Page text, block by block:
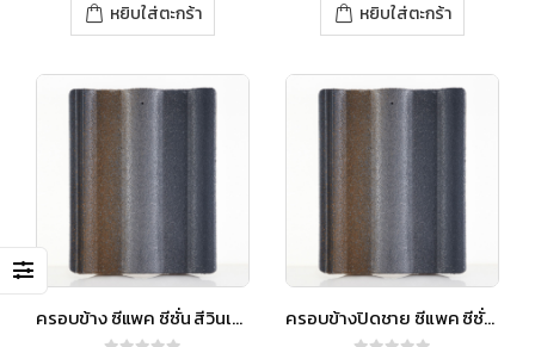
หยิบใส่ตะกร้า หยิบใส่ตะกร้า
ครอบข้าง ซีแพค ซีซั่น สีวินเทอร์เกรย์ ครอบข้างปิดชาย ซีแพค ซีซั่น สีวินเทอร์เกรย์